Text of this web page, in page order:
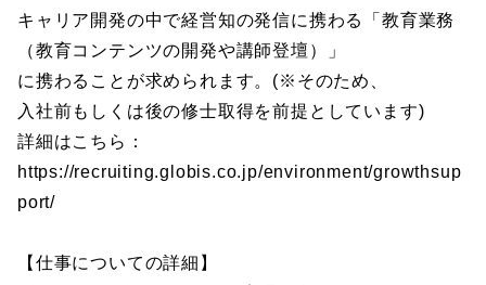
キャリア開発の中で経営知の発信に携わる「教育業務
（教育コンテンツの開発や講師登壇）」
に携わることが求められます。(※そのため、
入社前もしくは後の修士取得を前提としています)
詳細はこちら：
https://recruiting.globis.co.jp/environment/growthsup
port/
【仕事についての詳細】